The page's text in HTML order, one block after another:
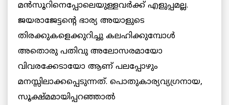
മൻസൂറിനെപ്പോലെയുള്ളവർക്ക് എളുപ്പമല്ല.
ജയരാജേട്ടന്റെ ഭാര്യ അയാളുടെ
തിരക്കുകളെക്കുറിച്ചു കലഹിക്കുമ്പോൾ
അതൊരു പതിവു അലോസരമായോ
വിവരക്കേടായോ ആണ് പലപ്പോഴും
മനസ്സിലാക്കപ്പെടുന്നത്. പൊതുകാര്യവ്യഗ്രനായ,
സൂക്ഷ്മമായിപ്പറഞ്ഞാൽ